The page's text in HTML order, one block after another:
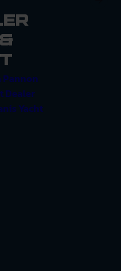
Pannon
Dealer
Yacht